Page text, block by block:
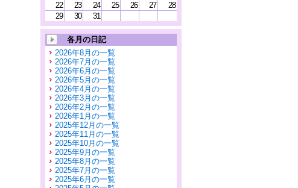
22
23 24 25 26 27
28
29
30 31
各月の日記
2026年8月の一覧
2026年7月の一覧
2026年6月の一覧
2026年5月の一覧
2026年4月の一覧
2026年3月の一覧
2026年2月の一覧
2026年1月の一覧
2025年12月の一覧
2025年11月の一覧
2025年10月の一覧
2025年9月の一覧
2025年8月の一覧
2025年7月の一覧
2025年6月の一覧